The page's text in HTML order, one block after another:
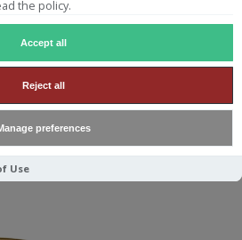
the policy.
Accept all
Reject all
preferences
Use
7ANS 57.4
2014